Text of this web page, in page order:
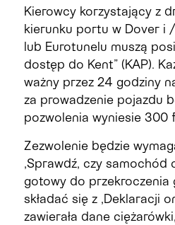
Kierowcy korzystający z
kierunku portu w Dover i /
lub Eurotunelu muszą
dostęp do Kent” (KAP).
ważny przez 24 godziny
za prowadzenie pojazdu
pozwolenia wyniesie 300
Zezwolenie będzie
„Sprawdź, czy samochód
gotowy do przekroczenia
składać się z „Deklaracji
zawierała dane